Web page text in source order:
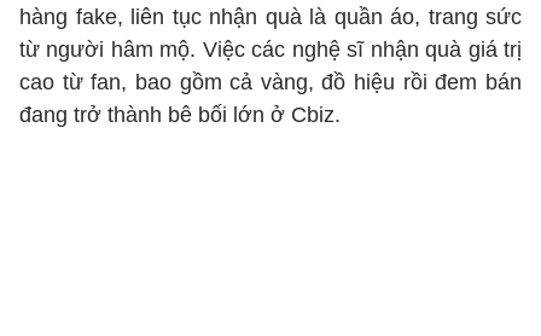
hàng fake, liên tục nhận quà là quần áo, trang sức
từ người hâm mộ. Việc các nghệ sĩ nhận quà giá trị
cao từ fan, bao gồm cả vàng, đồ hiệu rồi đem bán
đang trở thành bê bối lớn ở Cbiz.